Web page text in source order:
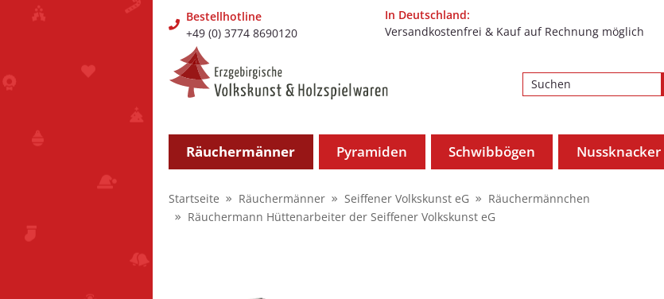
Bestellhotline
+49 (0) 3774 8690120
In Deutschland:
Versandkostenfrei & Kauf auf Rechnung möglich
Räuchermänner Pyramiden Schwibbögen Nussknacker
Startseite Räuchermänner Seiffener Volkskunst eG
Räuchermännchen
Räuchermann Hüttenarbeiter der Seiffener Volkskunst eG